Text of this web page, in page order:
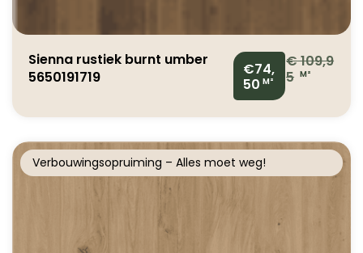
Sienna rustiek burnt umber
5650191719
€74,
50 M²
€109,9
5 M²
Verbouwingsopruiming – Alles moet weg!